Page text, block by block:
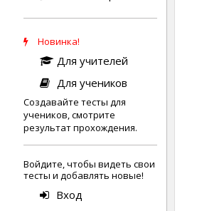
Новинка!
Для учителей
Для учеников
Создавайте тесты для
учеников, смотрите
результат прохождения.
Войдите, чтобы видеть свои
тесты и добавлять новые!
Вход